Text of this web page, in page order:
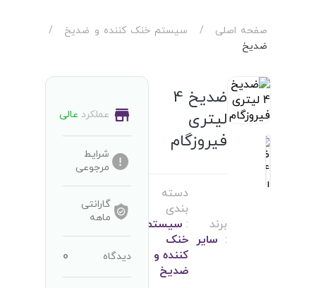
صفحه اصلی / سیستم خنک کننده و ضدیخ
/
ضدیخ
ضدیخ 4
لیتری
فیروزگام
برند
: سایر
دسته
بندی
: سیستم
خنک
کننده و
ضدیخ
عملکرد عالی
شرایط
مرجوعی
گارانتی
ماهه
دیدگاه 0